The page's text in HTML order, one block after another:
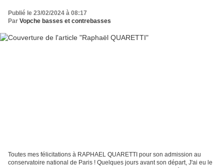
Publié le 23/02/2024 à 08:17
Par Vopche basses et contrebasses
Toutes mes félicitations à RAPHAEL QUARETTI pour son admission au
conservatoire national de Paris ! Quelques jours avant son départ, J'ai eu le